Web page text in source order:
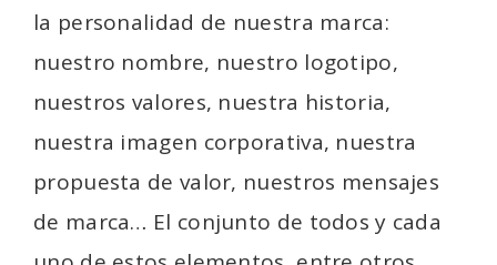
la personalidad de nuestra marca:
nuestro nombre, nuestro logotipo,
nuestros valores, nuestra historia,
nuestra imagen corporativa, nuestra
propuesta de valor, nuestros mensajes
de marca… El conjunto de todos y cada